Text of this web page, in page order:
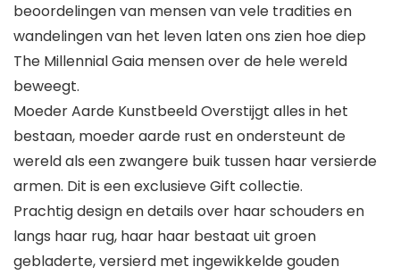
beoordelingen van mensen van vele tradities en
wandelingen van het leven laten ons zien hoe diep
The Millennial Gaia mensen over de hele wereld
beweegt.
Moeder Aarde Kunstbeeld Overstijgt alles in het
bestaan, moeder aarde rust en ondersteunt de
wereld als een zwangere buik tussen haar versierde
armen. Dit is een exclusieve Gift collectie.
Prachtig design en details over haar schouders en
langs haar rug, haar haar bestaat uit groen
gebladerte, versierd met ingewikkelde gouden